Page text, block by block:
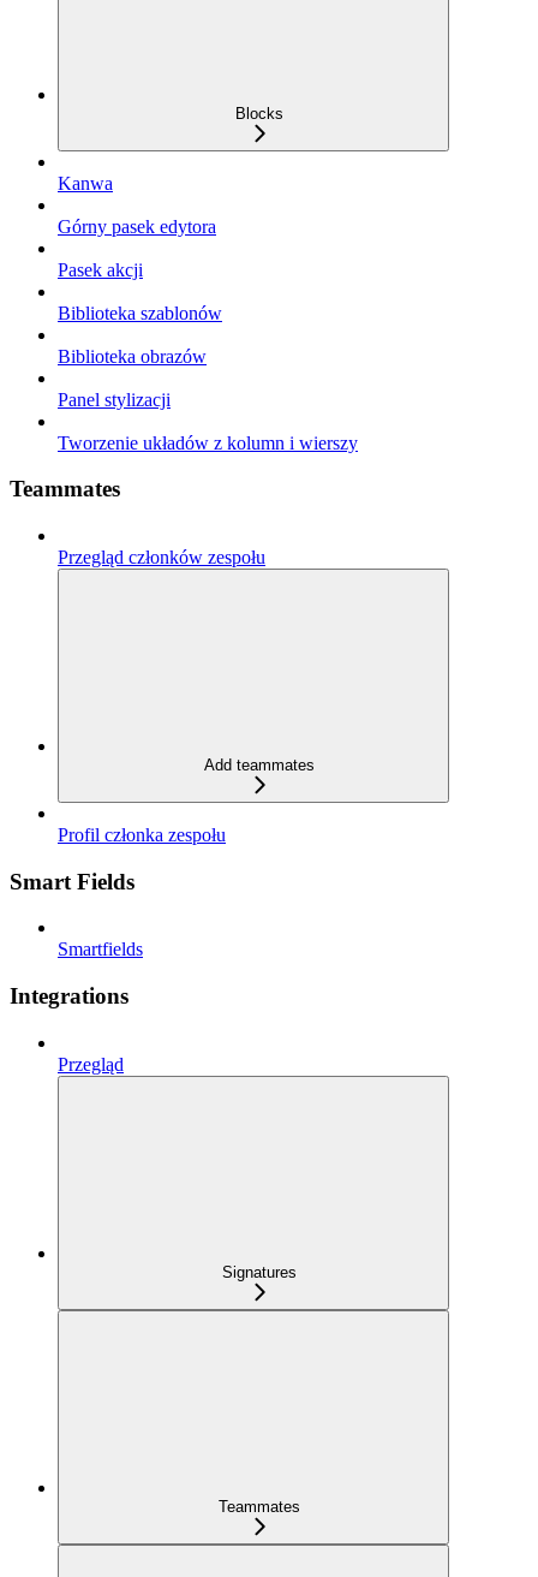
Blocks
Kanwa
Górny pasek edytora
Pasek akcji
Biblioteka szablonów
Biblioteka obrazów
Panel stylizacji
Tworzenie układów z kolumn i wierszy
Teammates
Przegląd członków zespołu
Add teammates
Profil członka zespołu
Smart Fields
Smartfields
Integrations
Przegląd
Signatures
Teammates